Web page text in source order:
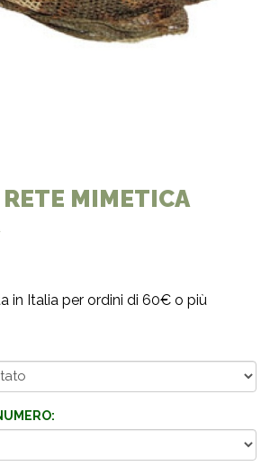
RETE MIMETICA
in Italia per ordini di 60€ o più